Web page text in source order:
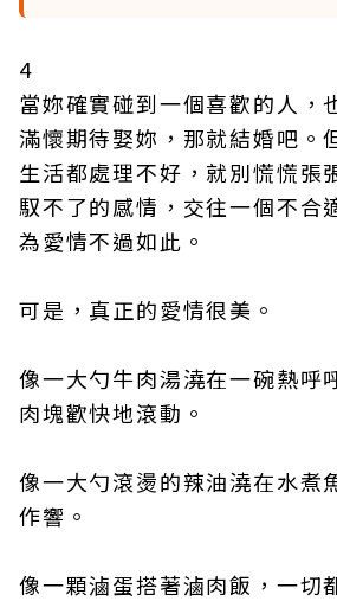
4
當妳確實碰到一個喜歡的人，
滿懷期待娶妳，那就結婚吧。
生活都處理不好，就別慌慌張
馭不了的感情，交往一個不合
為愛情不過如此。
可是，真正的愛情很美。
像一大勺牛肉湯澆在一碗熱呼
肉塊歡快地滾動。
像一大勺滾燙的辣油澆在水煮
作響。
像一顆滷蛋搭著滷肉飯，一切